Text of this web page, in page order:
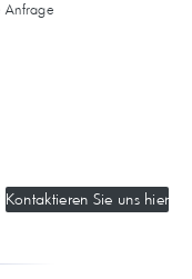
Anfrage
Kontaktieren Sie uns hier